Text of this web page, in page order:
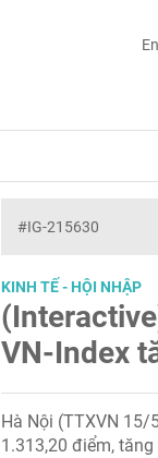
#IG-215630
KINH TẾ - HỘI NHẬP
VN-Index
Hà Nội (TTXVN
1.313,20 điểm,